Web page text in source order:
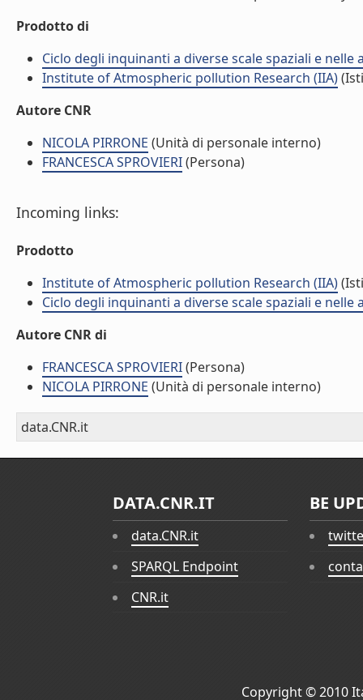
Prodotto di
Ciclo degli inquinanti a diverse scale spaziali e nelle
Institute of Atmospheric pollution Research (IIA)
Autore CNR
NICOLA PIRRONE (Unità di personale interno)
FRANCESCA SPROVIERI(Persona)
Incoming links:
Prodotto
Institute of Atmospheric pollution Research (IIA)
Ciclo degli inquinanti a diverse scale spaziali e nelle
Autore CNR di
FRANCESCA SPROVIERI(Persona)
NICOLA PIRRONE (Unità di personale interno)
data.CNR.it
DATA.CNR.IT
data.CNR.it
SPARQL Endpoint
CNR.it
BE
Copyright © 2010